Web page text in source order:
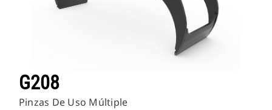
G208
Pinzas De Uso Múltiple